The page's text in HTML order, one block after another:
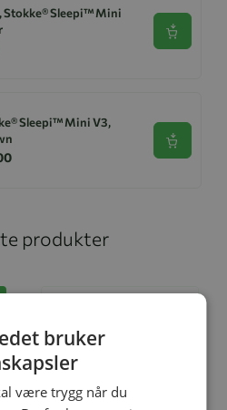
Stokke® Sleepi™ Mini
Se
Sleepi™ Mini V3,
Se
produkter
bruker
være trygg når du